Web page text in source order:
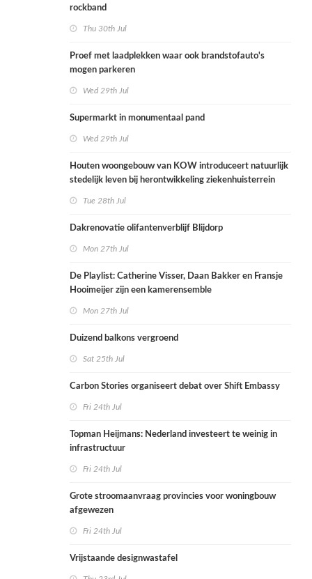
rockband
Thu 30th Jul
Proef met laadplekken waar ook brandstofauto's
mogen parkeren
Wed 29th Jul
Supermarkt in monumentaal pand
Wed 29th Jul
Houten woongebouw van KOW introduceert natuurlijk
stedelijk leven bij herontwikkeling ziekenhuisterrein
Tue 28th Jul
Dakrenovatie olifantenverblijf Blijdorp
Mon 27th Jul
De Playlist: Catherine Visser, Daan Bakker en Fransje
Hooimeijer zijn een kamerensemble
Mon 27th Jul
Duizend balkons vergroend
Sat 25th Jul
Carbon Stories organiseert debat over Shift Embassy
Fri 24th Jul
Topman Heijmans: Nederland investeert te weinig in
infrastructuur
Fri 24th Jul
Grote stroomaanvraag provincies voor woningbouw
afgewezen
Fri 24th Jul
Vrijstaande designwastafel